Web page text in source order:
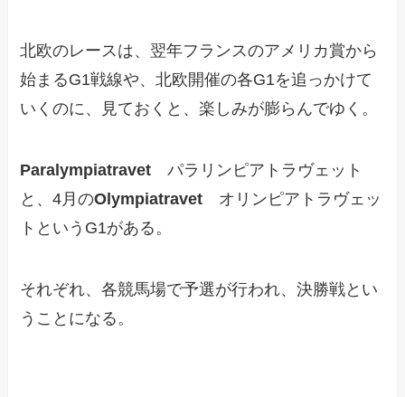
北欧のレースは、翌年フランスのアメリカ賞から
始まるG1戦線や、北欧開催の各G1を追っかけて
いくのに、見ておくと、楽しみが膨らんでゆく。
Paralympiatravet パラリンピアトラヴェット
と、4月のOlympiatravet オリンピアトラヴェッ
トというG1がある。
それぞれ、各競馬場で予選が行われ、決勝戦とい
うことになる。